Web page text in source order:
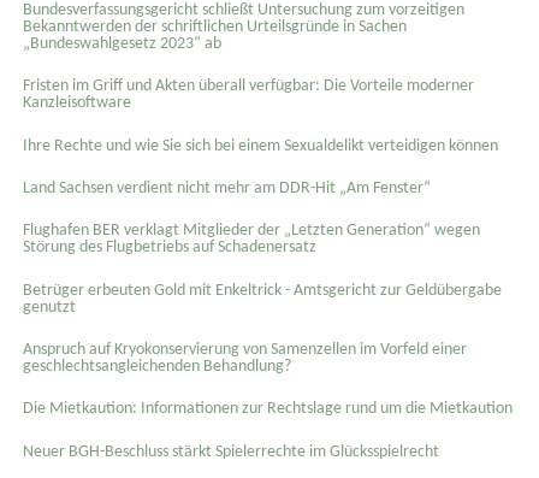
Bundesverfassungsgericht schließt Untersuchung zum vorzeitigen
Bekanntwerden der schriftlichen Urteilsgründe in Sachen
„Bundeswahlgesetz 2023“ ab
Fristen im Griff und Akten überall verfügbar: Die Vorteile moderner
Kanzleisoftware
Ihre Rechte und wie Sie sich bei einem Sexual­delikt verteidigen können
Land Sachsen verdient nicht mehr am DDR-Hit „Am Fenster“
Flughafen BER verklagt Mitglieder der „Letzten Generation“ wegen
Störung des Flugbetriebs auf Schadenersatz
Betrüger erbeuten Gold mit Enkeltrick - Amtsgericht zur Geldübergabe
genutzt
Anspruch auf Kryokonservierung von Samenzellen im Vorfeld einer
geschlechtsangleichenden Behandlung?
Die Mietkaution: Informationen zur Rechtslage rund um die Mietkaution
Neuer BGH-Beschluss stärkt Spielerrechte im Glücksspielrecht